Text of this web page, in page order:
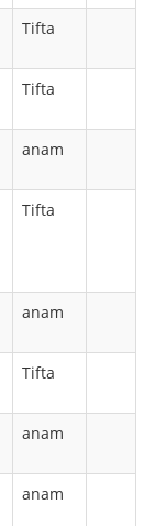
Tifta
Tifta
anam
Tifta
anam
Tifta
anam
anam